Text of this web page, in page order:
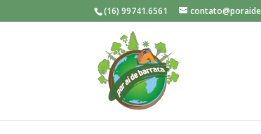
(16) 99741.6561